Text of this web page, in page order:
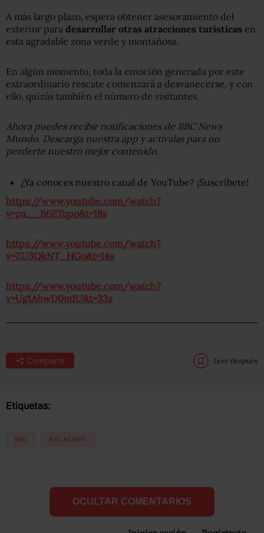
A más largo plazo, espera obtener asesoramiento del
exterior para desarrollar otras atracciones turísticas en
esta agradable zona verde y montañosa.
En algún momento, toda la emoción generada por este
extraordinario rescate comenzará a desvanecerse, y con
ello, quizás también el número de visitantes.
Ahora puedes recibir notificaciones de BBC News
Mundo. Descarga nuestra app y actívalas para no
perderte nuestro mejor contenido.
¿Ya conoces nuestro canal de YouTube? ¡Suscríbete!
https://www.youtube.com/watch?
v=pa__B6ETqpo&t=18s
https://www.youtube.com/watch?
v=ZU3QkNT_HGo&t=14s
https://www.youtube.com/watch?
v=Ug1AhwD0m1U&t=33s
Compartir Leer después
Etiquetas:
BBC BBC MUNDO
OCULTAR COMENTARIOS